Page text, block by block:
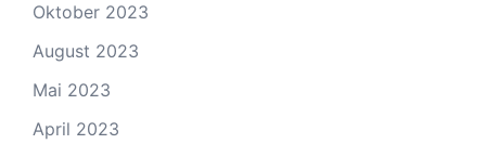
Oktober 2023
August 2023
Mai 2023
April 2023